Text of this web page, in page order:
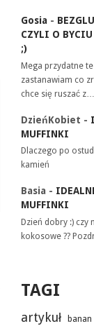
Gosia -
CZYLI O
;)
Mega przydatne
zastanawiam co
chce się ruszać z…
DzieńKobiet -
MUFFINKI
Dlaczego po
kamień
Basia -
MUFFINKI
Dzień dobry :) czy
kokosowe ??
TAGI
artykuł banan